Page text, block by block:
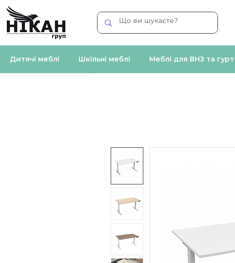
Дитячі меблі Шкільні меблі Меблі для ВНЗ та